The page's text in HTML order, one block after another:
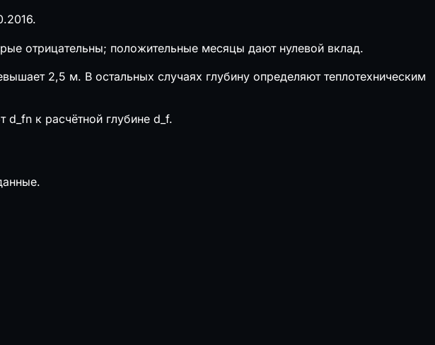
отрицательны; положительные месяцы дают нулевой вклад.
2,5 м. В остальных случаях глубину определяют теплотехническим
к расчётной глубине d_f.